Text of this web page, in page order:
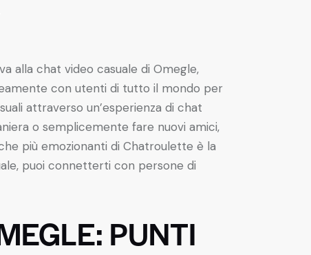
alla chat video casuale di Omegle,
con utenti di tutto il mondo per
attraverso un’esperienza di chat
o semplicemente fare nuovi amici,
più emozionanti di Chatroulette è la
puoi connetterti con persone di
PUNTI